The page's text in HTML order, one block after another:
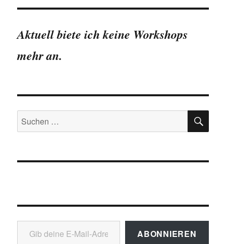
bei
Aktuell biete ich keine Workshops
mehr an.
Suchen
nach:
Gib deine E-Mail-Adresse ein ...
ABONNIEREN